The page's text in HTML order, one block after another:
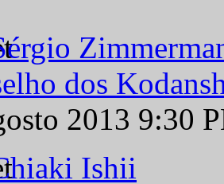
dos
2013 9:30
Ishii